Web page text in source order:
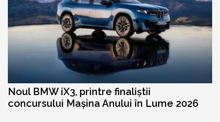
Noul BMW iX3, printre finaliștii
concursului Mașina Anului în Lume 2026